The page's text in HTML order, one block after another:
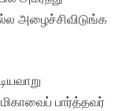
அழைச்சிவிடுங்க
பார்த்தவர்